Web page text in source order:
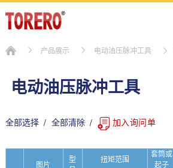
产品展示 电动油压脉冲工具
电动油压脉冲工具
全部选择 全部清除 加入询问单
图片
型
扭矩范围
套筒或
起子